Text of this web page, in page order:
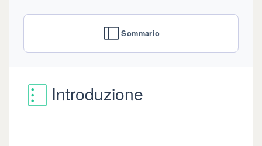
Sommario
Introduzione